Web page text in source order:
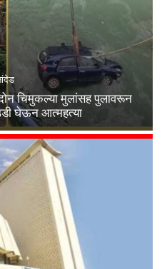
चिमुकल्या मुलांसह पुलावरून
घेऊन आत्महत्या